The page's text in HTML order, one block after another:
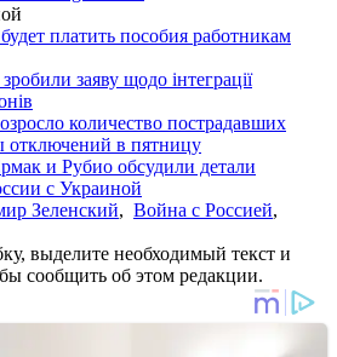
платить пособия работникам
заяву щодо інтеграції
количество пострадавших
отключений в пятницу
и Рубио обсудили детали
с Украиной
Зеленский, Война с Россией,
выделите необходимый текст и
сообщить об этом редакции.